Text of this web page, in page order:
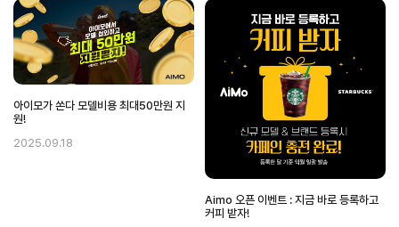
아이모가 쏜다 모델비용 최대50만원 지
원!
2025.09.18
Aimo 오픈 이벤트 : 지금 바로 등록하고
커피 받자!